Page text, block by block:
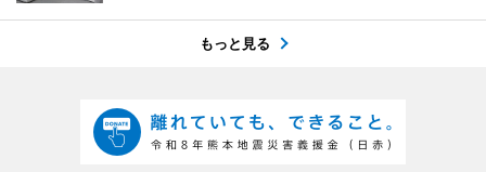
もっと見る